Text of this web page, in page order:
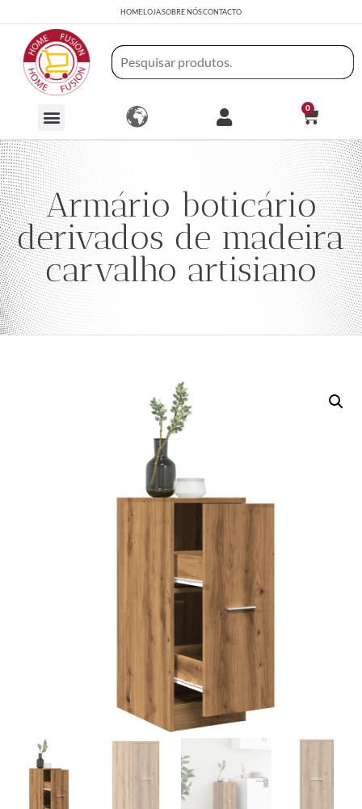
HOMELOJASOBRE NÓSCONTACTO
0
Armário boticário
derivados de madeira
carvalho artisiano